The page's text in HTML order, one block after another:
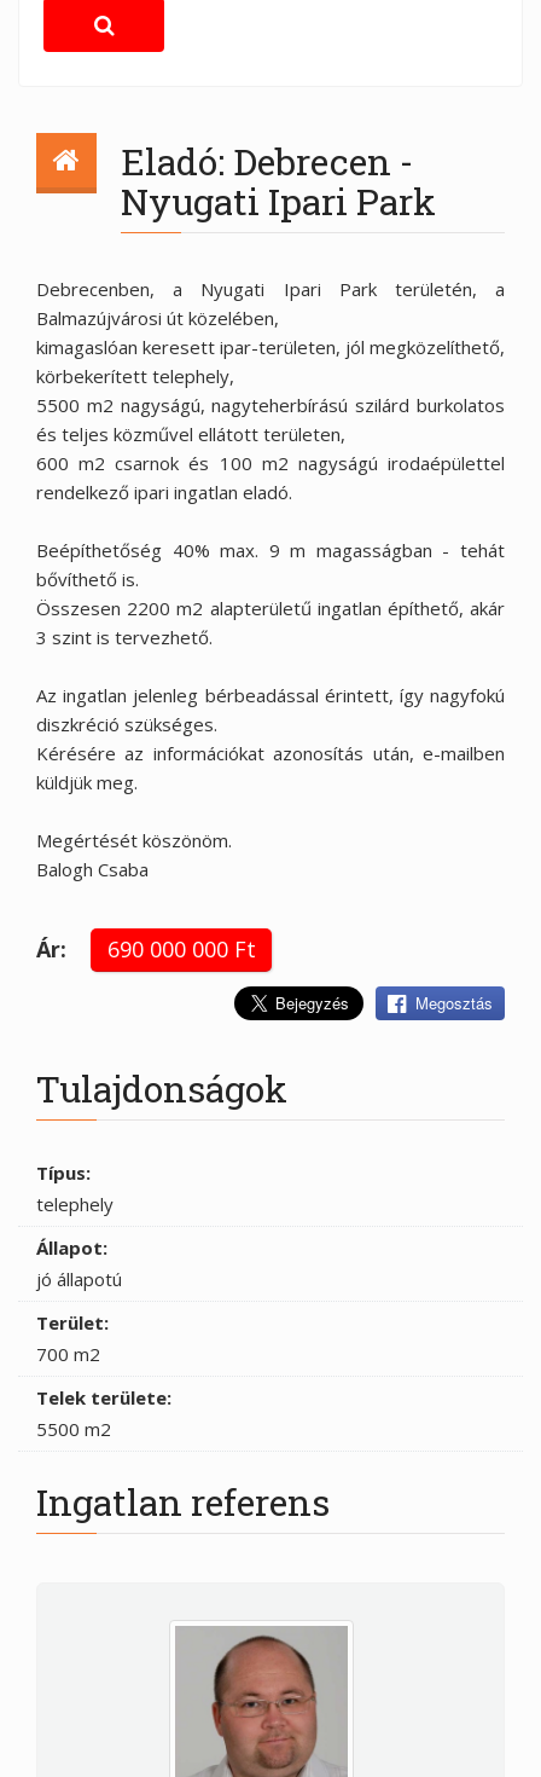
Eladó: Debrecen -
Nyugati Ipari Park
Debrecenben, a Nyugati Ipari Park területén, a
Balmazújvárosi út közelében,
kimagaslóan keresett ipar-területen, jól megközelíthető,
körbekerített telephely,
5500 m2 nagyságú, nagyteherbírású szilárd burkolatos
és teljes közművel ellátott területen,
600 m2 csarnok és 100 m2 nagyságú irodaépülettel
rendelkező ipari ingatlan eladó.
Beépíthetőség 40% max. 9 m magasságban - tehát
bővíthető is.
Összesen 2200 m2 alapterületű ingatlan építhető, akár
3 szint is tervezhető.
Az ingatlan jelenleg bérbeadással érintett, így nagyfokú
diszkréció szükséges.
Kérésére az információkat azonosítás után, e-mailben
küldjük meg.
Megértését köszönöm.
Balogh Csaba
Ár: 690 000 000 Ft
Megosztás
Tulajdonságok
Típus:
telephely
Állapot:
jó állapotú
Terület:
700 m2
Telek területe:
5500 m2
Ingatlan referens